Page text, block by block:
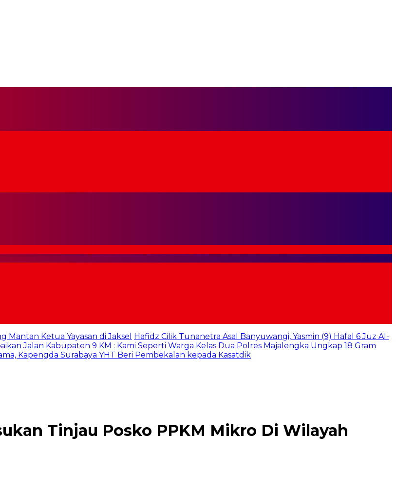
Mantan Ketua Yayasan di Jaksel Hafidz Cilik Tunanetra Asal Banyuwangi, Yasmin (9) Hafal 6 Juz Al-
Jalan Kabupaten 9 KM : Kami Seperti Warga Kelas Dua Polres Majalengka Ungkap 18 Gram
Kapengda Surabaya YHT Beri Pembekalan kepada Kasatdik
Tinjau Posko PPKM Mikro Di Wilayah